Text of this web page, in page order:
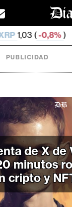
) SOL73,63
PUBLICIDAD
de X de
minutos
cripto y